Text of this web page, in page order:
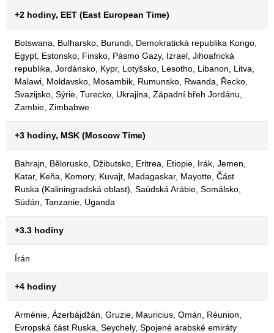
+2 hodiny, EET (East European Time)
Botswana, Bulharsko, Burundi, Demokratická republika Kongo,
Egypt, Estonsko, Finsko, Pásmo Gazy, Izrael, Jihoafrická
republika, Jordánsko, Kypr, Lotyšsko, Lesotho, Libanon, Litva,
Malawi, Moldavsko, Mosambik, Rumunsko, Rwanda, Řecko,
Svazijsko, Sýrie, Turecko, Ukrajina, Západní břeh Jordánu,
Zambie, Zimbabwe
+3 hodiny, MSK (Moscow Time)
Bahrajn, Bělorusko, Džibutsko, Eritrea, Etiopie, Irák, Jemen,
Katar, Keňa, Komory, Kuvajt, Madagaskar, Mayotte, Část
Ruska (Kaliningradská oblast), Saúdská Arábie, Somálsko,
Súdán, Tanzanie, Uganda
+3.3 hodiny
Írán
+4 hodiny
Arménie, Ázerbájdžán, Gruzie, Mauricius, Omán, Réunion,
Evropská část Ruska, Seychely, Spojené arabské emiráty